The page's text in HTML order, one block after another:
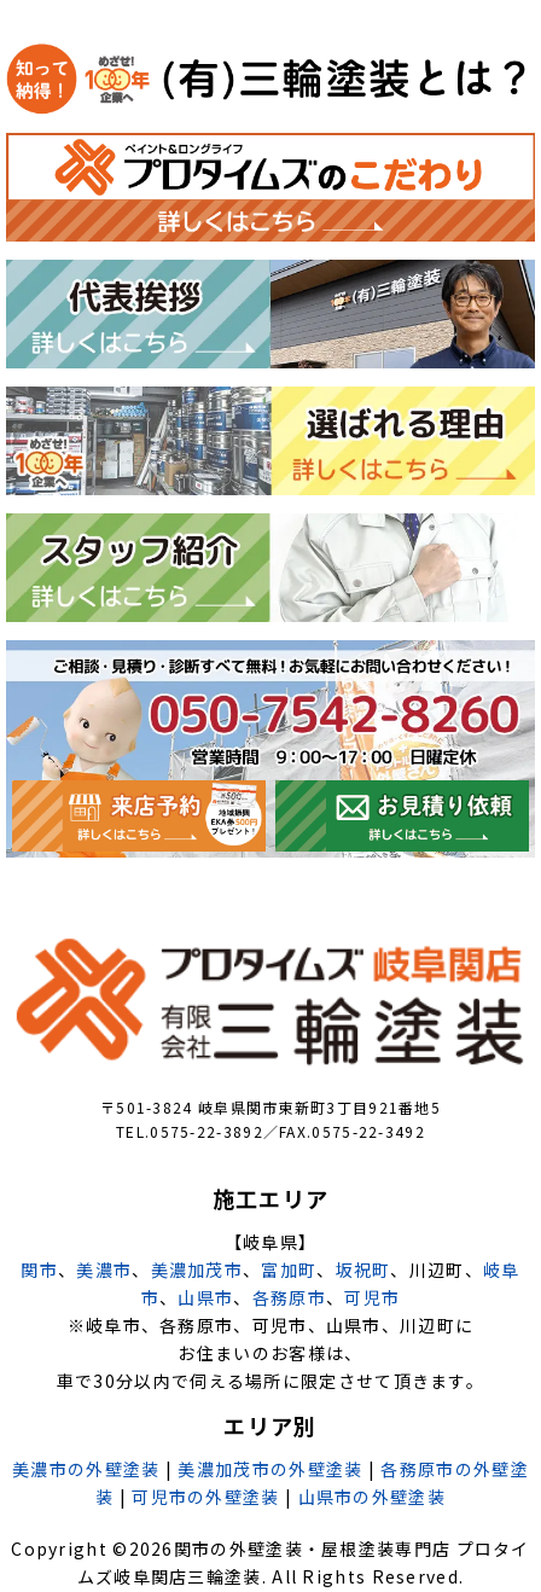
〒501-3824 岐阜県関市東新町3丁目921番地5
TEL.0575-22-3892／FAX.0575-22-3492
施工エリア
【岐阜県】
関市、美濃市、 美濃加茂市、 富加町、 坂祝町、川辺町、 岐阜
市、 山県市、 各務原市、可児市
※岐阜市、各務原市、可児市、山県市、川辺町に
お住まいのお客様は、
車で30分以内で伺える場所に限定させて頂きます。
エリア別
美濃市の外壁塗装 |美濃加茂市の外壁塗装 |各務原市の外壁塗
装 |可児市の外壁塗装 | 山県市の外壁塗装
Copyright © 2026 関市の外壁塗装・屋根塗装専門店 プロタイ
ムズ岐阜関店三輪塗装. All Rights Reserved.